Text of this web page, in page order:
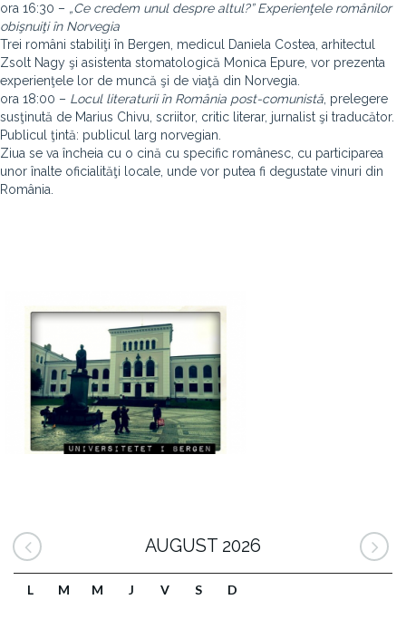
ora 16:30 – „Ce credem unul despre altul?” Experienţele românilor
obişnuiţi în Norvegia
Trei români stabiliţi în Bergen, medicul Daniela Costea, arhitectul
Zsolt Nagy şi asistenta stomatologică Monica Epure, vor prezenta
experienţele lor de muncă şi de viaţă din Norvegia.
ora 18:00 – Locul literaturii în România post-comunistă , prelegere
susţinută de Marius Chivu, scriitor, critic literar, jurnalist şi traducător.
Publicul ţintă: publicul larg norvegian.
Ziua se va încheia cu o cină cu specific românesc, cu participarea
unor înalte oficialităţi locale, unde vor putea fi degustate vinuri din
România.
AUGUST 2026
L M M J V S D